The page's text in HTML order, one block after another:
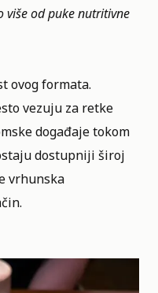
više od puke nutritivne
ovog formata.
vezuju za retke
događaje tokom
dostupniji široj
vrhunska